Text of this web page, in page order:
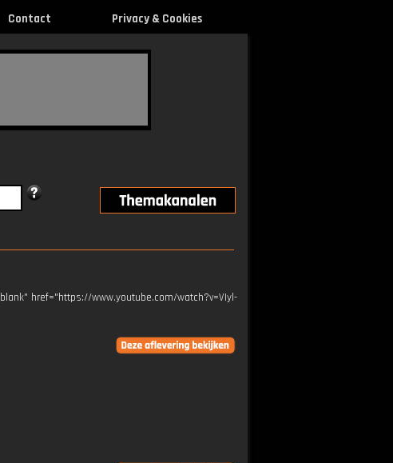
Contact Privacy & Cookies
href="https://www.youtube.com/watch?v=VIyl-